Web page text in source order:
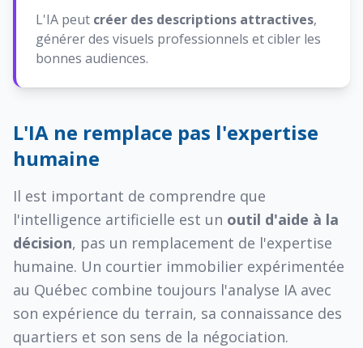
L'IA peut créer des descriptions attractives,
générer des visuels professionnels et cibler les
bonnes audiences.
L'IA ne remplace pas l'expertise
humaine
Il est important de comprendre que
l'intelligence artificielle est un outil d'aide à la
décision, pas un remplacement de l'expertise
humaine. Un courtier immobilier expérimentée
au Québec combine toujours l'analyse IA avec
son expérience du terrain, sa connaissance des
quartiers et son sens de la négociation.